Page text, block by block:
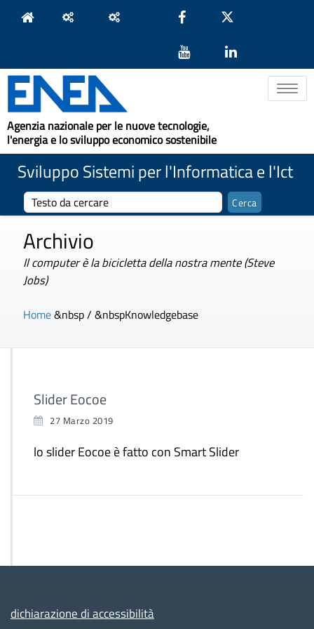
Toggle
Agenzia nazionale per le nuove tecnologie,
l'energia e lo sviluppo economico sostenibile
Sviluppo Sistemi per l'Informatica e l'Ict
Archivio
Il computer è la bicicletta della nostra mente (Steve
Jobs)
Home&nbsp / &nbspKnowledgebase
Slider Eocoe
27 Marzo 2019
lo slider Eocoe è fatto con Smart Slider
dichiarazione di accessibilità